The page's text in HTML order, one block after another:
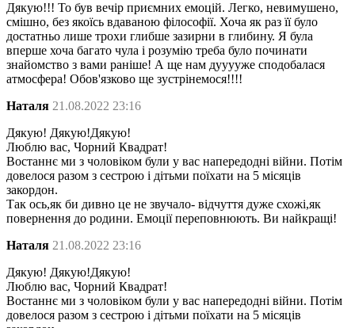
Дякую!!! То був вечір приємних емоцій. Легко, невимушено,
смішно, без якоїсь вдаваною філософії. Хоча як раз її було
достатньо лише трохи глибше зазирни в глибину. Я була
вперше хоча багато чула і розумію треба було починати
знайомство з вами раніше! А ще нам дууууже сподобалася
атмосфера! Обов'язково ще зустрінемося!!!!
Наталя 21.08.2022 23:16
Дякую! Дякую!Дякую!
Люблю вас, Чорний Квадрат!
Востаннє ми з чоловіком були у вас напередодні війни. Потім
довелося разом з сестрою і дітьми поїхати на 5 місяців
закордон.
Так ось,як би дивно це не звучало- відчуття дуже схожі,як
повернення до родини. Емоції переповнюють. Ви найкращі!
Наталя 21.08.2022 23:16
Дякую! Дякую!Дякую!
Люблю вас, Чорний Квадрат!
Востаннє ми з чоловіком були у вас напередодні війни. Потім
довелося разом з сестрою і дітьми поїхати на 5 місяців